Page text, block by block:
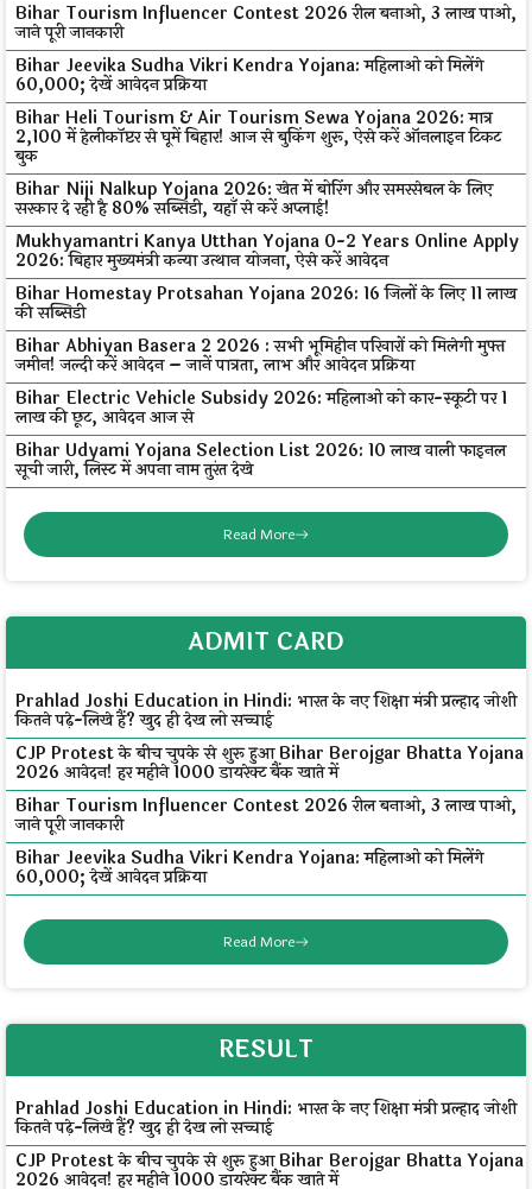
Bihar Tourism Influencer Contest 2026 रील बनाओ, ₹3 लाख पाओ,
जाने पूरी जानकारी
Bihar Jeevika Sudha Vikri Kendra Yojana: महिलाओं को मिलेंगे
₹60,000; देखें आवेदन प्रक्रिया
Bihar Heli Tourism & Air Tourism Sewa Yojana 2026: मात्र
₹2,100 में हेलीकॉप्टर से घूमें बिहार! आज से बुकिंग शुरू, ऐसे करें ऑनलाइन टिकट
बुक
Bihar Niji Nalkup Yojana 2026: खेत में बोरिंग और समरसेबल के लिए
सरकार दे रही है 80% सब्सिडी, यहाँ से करें अप्लाई!
Mukhyamantri Kanya Utthan Yojana 0-2 Years Online Apply
2026: बिहार मुख्यमंत्री कन्या उत्थान योजना, ऐसे करें आवेदन
Bihar Homestay Protsahan Yojana 2026: 16 जिलों के लिए ₹11 लाख
की सब्सिडी
Bihar Abhiyan Basera 2 2026 : सभी भूमिहीन परिवारों को मिलेगी मुफ्त
जमीन! जल्दी करें आवेदन – जानें पात्रता, लाभ और आवेदन प्रक्रिया
Bihar Electric Vehicle Subsidy 2026: महिलाओं को कार-स्कूटी पर ₹1
लाख की छूट, आवेदन आज से
Bihar Udyami Yojana Selection List 2026: ₹10 लाख वाली फाइनल
सूची जारी, लिस्ट में अपना नाम तुरंत देखे
Read More
ADMIT CARD
Prahlad Joshi Education in Hindi: भारत के नए शिक्षा मंत्री प्रल्हाद जोशी
कितने पढ़े-लिखे हैं? खुद ही देख लो सच्चाई
CJP Protest के बीच चुपके से शुरू हुआ Bihar Berojgar Bhatta Yojana
2026 आवेदन! हर महीने ₹1000 डायरेक्ट बैंक खाते में
Bihar Tourism Influencer Contest 2026 रील बनाओ, ₹3 लाख पाओ,
जाने पूरी जानकारी
Bihar Jeevika Sudha Vikri Kendra Yojana: महिलाओं को मिलेंगे
₹60,000; देखें आवेदन प्रक्रिया
Read More
RESULT
Prahlad Joshi Education in Hindi: भारत के नए शिक्षा मंत्री प्रल्हाद जोशी
कितने पढ़े-लिखे हैं? खुद ही देख लो सच्चाई
CJP Protest के बीच चुपके से शुरू हुआ Bihar Berojgar Bhatta Yojana
2026 आवेदन! हर महीने ₹1000 डायरेक्ट बैंक खाते में